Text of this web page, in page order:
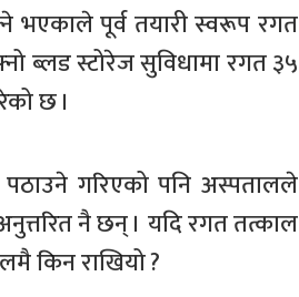
पूर्व तयारी स्वरूप रगत
ब्लड स्टोरेज सुविधामा रगत ३५
छ ।
पठाउने गरिएको पनि अस्पतालले
नै छन् । यदि रगत तत्काल
किन राखियो ?